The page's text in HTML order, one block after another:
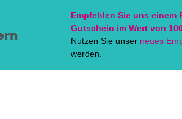
Empfehlen Sie uns einem
Gutschein im Wert von
Nutzen Sie unser neues
werden.